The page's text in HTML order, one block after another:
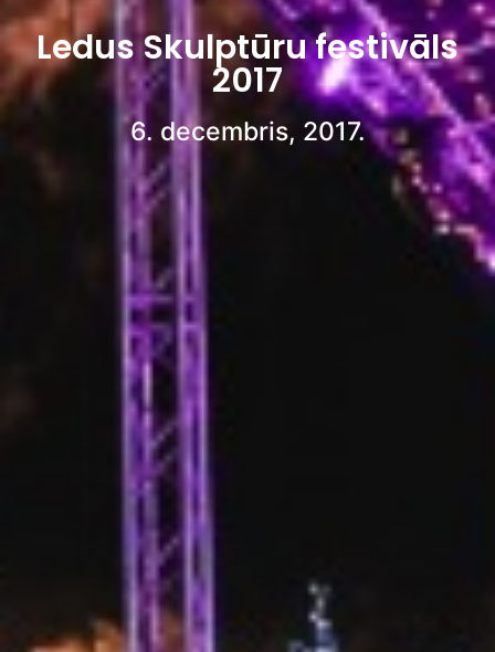
Ledus Skulptūru festivāls
2017
6. decembris, 2017.